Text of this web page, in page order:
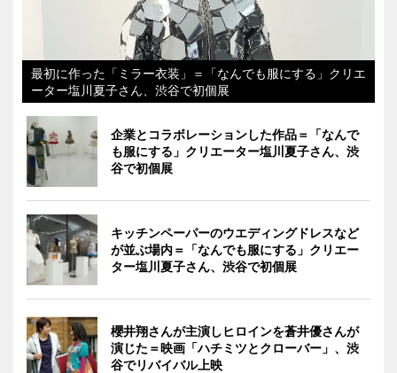
最初に作った「ミラー衣装」＝「なんでも服にする」クリエ
ーター塩川夏子さん、渋谷で初個展
企業とコラボレーションした作品＝「なんで
も服にする」クリエーター塩川夏子さん、渋
谷で初個展
キッチンペーパーのウエディングドレスなど
が並ぶ場内＝「なんでも服にする」クリエー
ター塩川夏子さん、渋谷で初個展
櫻井翔さんが主演しヒロインを蒼井優さんが
演じた＝映画「ハチミツとクローバー」、渋
谷でリバイバル上映